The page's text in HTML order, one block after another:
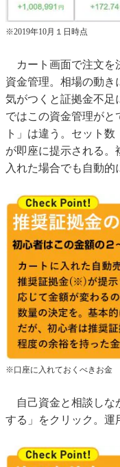
※2019年10月１日時点
カート画面で注文を
資金管理。相場の動き
気がつくと証拠金不足
ではこの資金管理がと
ト」は違う。セット
が即座に提示される。
入れた場合でも自動的
※口座に入れておくべきお金
自己資金と相談しな
する」をクリック。運